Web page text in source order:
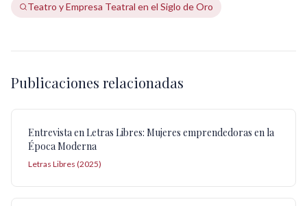
Teatro y Empresa Teatral en el Siglo de Oro
Publicaciones relacionadas
Entrevista en Letras Libres: Mujeres emprendedoras en la
Época Moderna
Letras Libres (2025)